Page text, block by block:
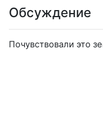
Обсуждение
Почувствовали это